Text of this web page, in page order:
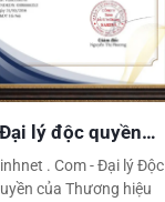
Đại lý độc quyền
Sahaha
. Com - Đại lý Độc
của Thương hiệu